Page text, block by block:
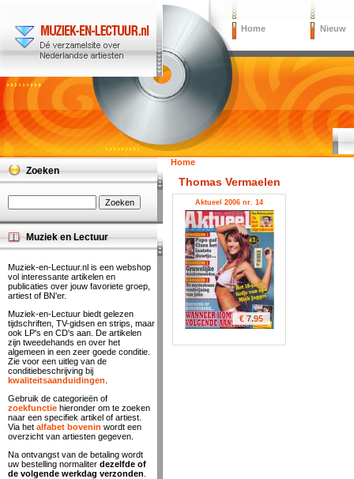
Home Nieuw
Home
Thomas Vermaelen
Aktueel 2006 nr. 14
€ 7.95
Zoeken
Muziek en Lectuur
Muziek-en-Lectuur.nl is een webshop
vol interessante artikelen en
publicaties over jouw favoriete groep,
artiest of BN'er.
Muziek-en-Lectuur biedt gelezen
tijdschriften, TV-gidsen en strips, maar
ook LP's en CD's aan. De artikelen
zijn tweedehands en over het
algemeen in een zeer goede conditie.
Zie voor een uitleg van de
conditiebeschrijving bij
kwaliteitsaanduidingen
Gebruik de categorieën of
zoekfunctie hieronder om te zoeken
naar een specifiek artikel of artiest.
Via het alfabet bovenin wordt een
overzicht van artiesten gegeven.
Na ontvangst van de betaling wordt
uw bestelling normaliter dezelfde of
de volgende werkdag verzonden